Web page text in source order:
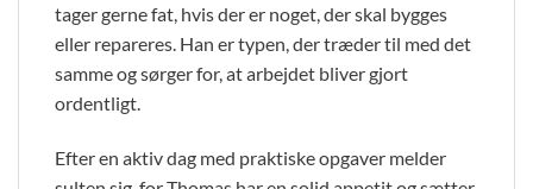
tager gerne fat, hvis der er noget, der skal bygges
eller repareres. Han er typen, der træder til med det
samme og sørger for, at arbejdet bliver gjort
ordentligt.
Efter en aktiv dag med praktiske opgaver melder